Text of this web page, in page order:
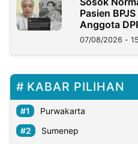
Pasien
Anggota
Lukman
07/08/2026 -
KABAR PILIHAN
Purwakarta
Sumenep